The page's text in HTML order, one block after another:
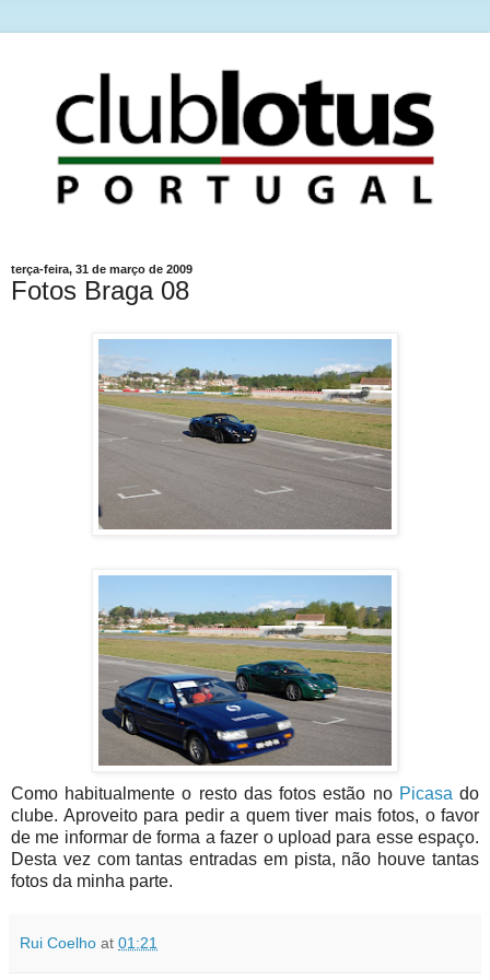
terça-feira, 31 de março de 2009
Fotos Braga 08
Como habitualmente o resto das fotos estão no Picasa do
clube. Aproveito para pedir a quem tiver mais fotos, o favor
de me informar de forma a fazer o upload para esse espaço.
Desta vez com tantas entradas em pista, não houve tantas
fotos da minha parte.
Rui Coelho at 01:21